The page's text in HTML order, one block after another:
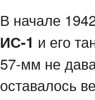
В начале
ИС-1 и его
57-мм не
оставалось